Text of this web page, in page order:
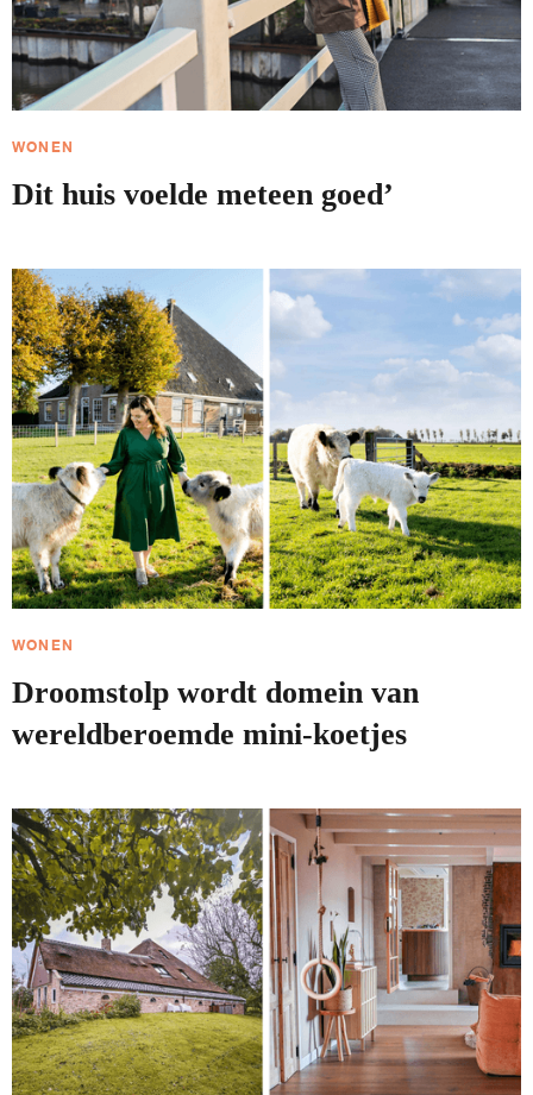
WONEN
Dit huis voelde meteen goed’
WONEN
Droomstolp wordt domein van
wereldberoemde mini-koetjes